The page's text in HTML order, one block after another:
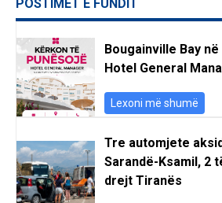
POSTIMET E FUNDIT
Bougainville Bay
Hotel General
Lexoni më shumë
Tre automjete
Sarandë-Ksamil, 2
drejt Tiranës